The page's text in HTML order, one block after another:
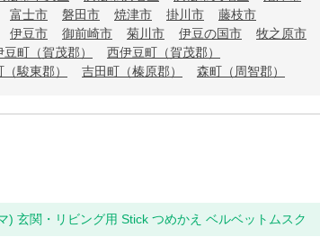
富士市 磐田市 焼津市 掛川市
藤枝市
伊豆市 御前崎市 菊川市 伊豆の国市
牧之原市
豆町（賀茂郡）
西伊豆町（賀茂郡）
駿東郡） 吉田町（榛原郡） 森町（周智郡）
玄関・リビング用 Stick つめかえ ベルベットムスク